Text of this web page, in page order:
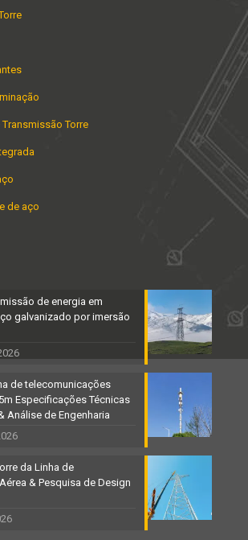
Torre
de aço
de energia em
galvanizado por imersão
de telecomunicações
Especificações Técnicas
Análise de Engenharia
da Linha de
& Pesquisa de Design